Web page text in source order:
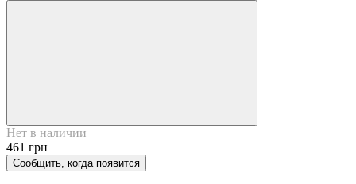
Нет в наличии
461 грн
Сообщить, когда появится